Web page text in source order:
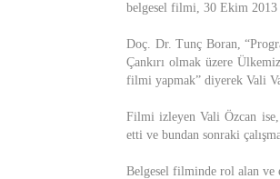
belgesel filmi, 30 Ekim 2013
Doç. Dr. Tunç Boran,
Çankırı olmak üzere
filmi yapmak” diyerek Vali
Filmi izleyen Vali Özcan ise,
etti ve bundan sonraki
Belgesel filminde rol alan ve